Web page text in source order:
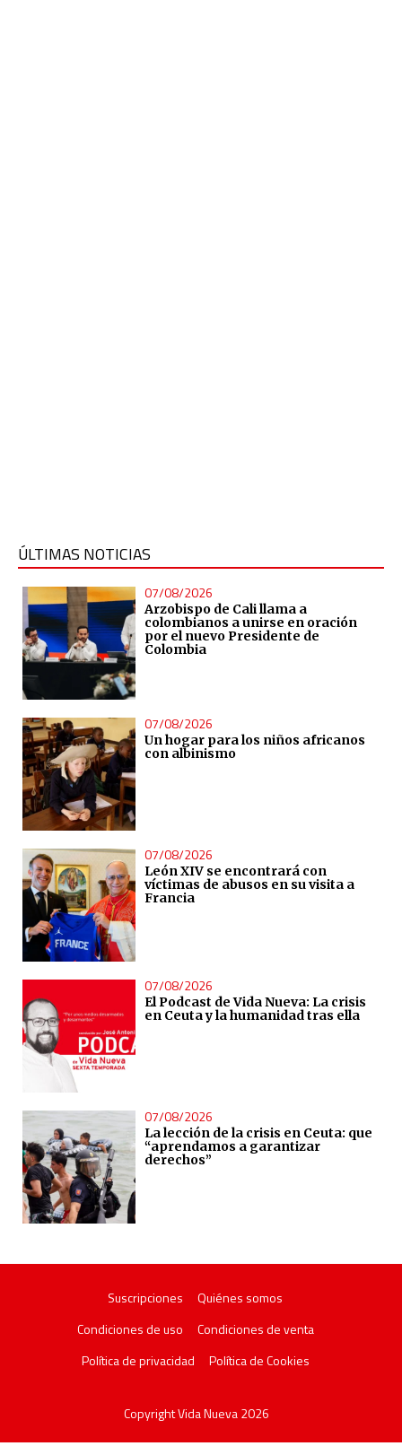
ÚLTIMAS NOTICIAS
07/08/2026
Arzobispo de Cali llama a
colombianos a unirse en oración
por el nuevo Presidente de
Colombia
07/08/2026
Un hogar para los niños africanos
con albinismo
07/08/2026
León XIV se encontrará con
víctimas de abusos en su visita a
Francia
07/08/2026
El Podcast de Vida Nueva: La crisis
en Ceuta y la humanidad tras ella
07/08/2026
La lección de la crisis en Ceuta: que
“aprendamos a garantizar
derechos”
Suscripciones
Quiénes somos
Condiciones de uso
Condiciones de venta
Política de privacidad
Política de Cookies
Copyright Vida Nueva 2026